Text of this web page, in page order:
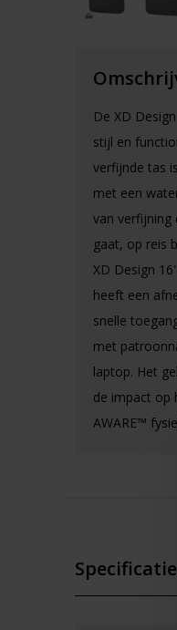
De XD
stijl en
verfijnde tas
met een
van verfijning
gaat, op reis
XD Design
heeft een
snelle
met
laptop. Het
de impact op
AWARE™